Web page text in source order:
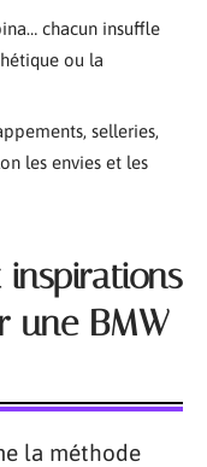
chacun insuffle
ou la
selleries,
les envies et les
une BMW
la méthode